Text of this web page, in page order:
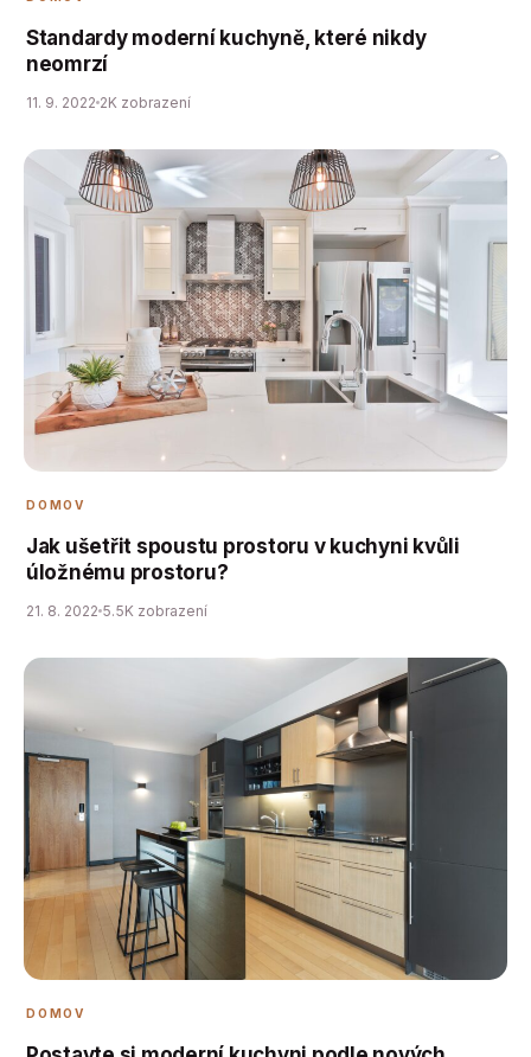
Standardy moderní kuchyně, které nikdy
neomrzí
11. 9. 2022 2K zobrazení
DOMOV
Jak ušetřit spoustu prostoru v kuchyni kvůli
úložnému prostoru?
21. 8. 2022 5.5K zobrazení
DOMOV